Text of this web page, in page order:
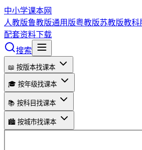
中小学课本网
人教版鲁教版通用版粤教版苏教版教科
配套资料下载
搜索
📖 按版本找课本
🎓 按年级找课本
📚 按科目找课本
🏙️ 按城市找课本